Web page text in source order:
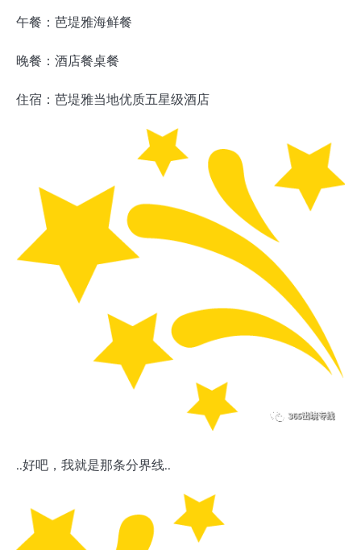
午餐：芭堤雅海鲜餐
晚餐：酒店餐桌餐
住宿：芭堤雅当地优质五星级酒店
..好吧，我就是那条分界线..